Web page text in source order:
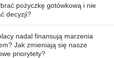
pożyczkę gotówkową i nie
decyzji?
nadal finansują marzenia
Jak zmieniają się nasze
priorytety?